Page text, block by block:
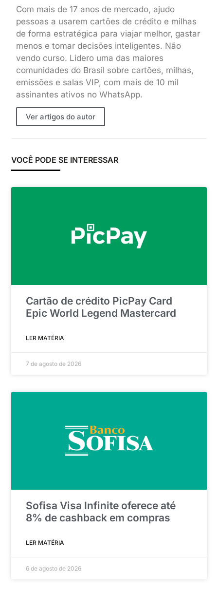
Com mais de 17 anos de mercado, ajudo
pessoas a usarem cartões de crédito e milhas
de forma estratégica para viajar melhor, gastar
menos e tomar decisões inteligentes. Não
vendo curso. Lidero uma das maiores
comunidades do Brasil sobre cartões, milhas,
emissões e salas VIP, com mais de 10 mil
assinantes ativos no WhatsApp.
Ver artigos do autor
VOCÊ PODE SE INTERESSAR
Cartão de crédito PicPay Card
Epic World Legend Mastercard
LER MATÉRIA
7 de agosto de 2026
Sofisa Visa Infinite oferece até
8% de cashback em compras
LER MATÉRIA
6 de agosto de 2026